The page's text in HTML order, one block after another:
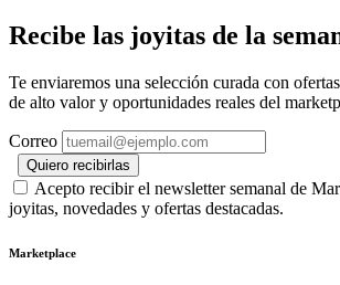
Recibe las joyitas de la
Te enviaremos una selección curada con
de alto valor y oportunidades reales del
Correo
Quiero recibirlas
Acepto recibir el newsletter semanal de
joyitas, novedades y ofertas destacadas.
Marketplace